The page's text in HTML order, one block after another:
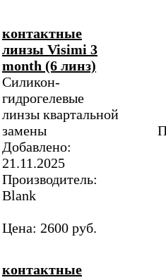
контактные
линзы Visimi 3
month (6 линз)
Силикон-
гидрогелевые
линзы квартальной
замены
Добавлено:
21.11.2025
Производитель:
Blank
Цена: 2600 руб.
контактные